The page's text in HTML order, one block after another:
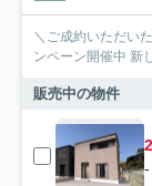
＼ご成約いただい
ンペーン開催中 新
販売中の物件